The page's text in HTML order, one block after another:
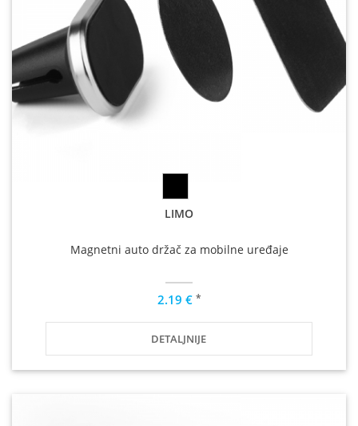
LIMO
Magnetni auto držač za mobilne uređaje
2.19 € *
DETALJNIJE